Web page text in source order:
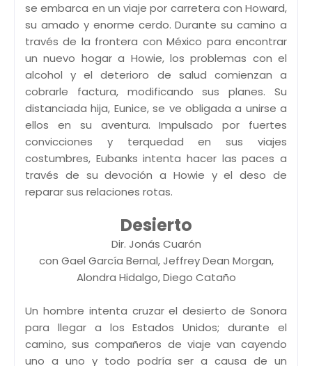
se embarca en un viaje por carretera con Howard,
su amado y enorme cerdo. Durante su camino a
través de la frontera con México para encontrar
un nuevo hogar a Howie, los problemas con el
alcohol y el deterioro de salud comienzan a
cobrarle factura, modificando sus planes. Su
distanciada hija, Eunice, se ve obligada a unirse a
ellos en su aventura. Impulsado por fuertes
convicciones y terquedad en sus viajes
costumbres, Eubanks intenta hacer las paces a
través de su devoción a Howie y el deso de
reparar sus relaciones rotas.
Desierto
Dir. Jonás Cuarón
con Gael García Bernal, Jeffrey Dean Morgan,
Alondra Hidalgo, Diego Cataño
Un hombre intenta cruzar el desierto de Sonora
para llegar a los Estados Unidos; durante el
camino, sus compañeros de viaje van cayendo
uno a uno y todo podría ser a causa de un